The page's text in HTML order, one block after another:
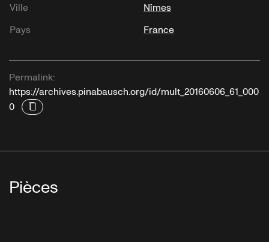
Ville
Nîmes
Pays
France
Permalink:
https://archives.pinabausch.org/id/mult_20160606_61_000
0
Pièces